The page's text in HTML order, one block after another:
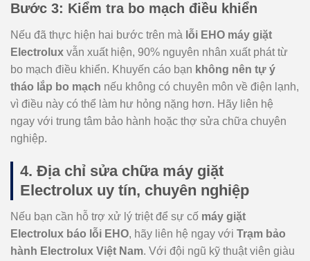
Bước 3: Kiểm tra bo mạch điều khiển
Nếu đã thực hiện hai bước trên mà lỗi EHO máy giặt
Electrolux vẫn xuất hiện, 90% nguyên nhân xuất phát từ
bo mạch điều khiển. Khuyến cáo bạn không nên tự ý
tháo lắp bo mạch nếu không có chuyên môn về điện lạnh,
vì điều này có thể làm hư hỏng nặng hơn. Hãy liên hệ
ngay với trung tâm bảo hành hoặc thợ sửa chữa chuyên
nghiệp.
4. Địa chỉ sửa chữa máy giặt
Electrolux uy tín, chuyên nghiệp
Nếu bạn cần hỗ trợ xử lý triệt để sự cố máy giặt
Electrolux báo lỗi EHO, hãy liên hệ ngay với Trạm bảo
hành Electrolux Việt Nam. Với đội ngũ kỹ thuật viên giàu